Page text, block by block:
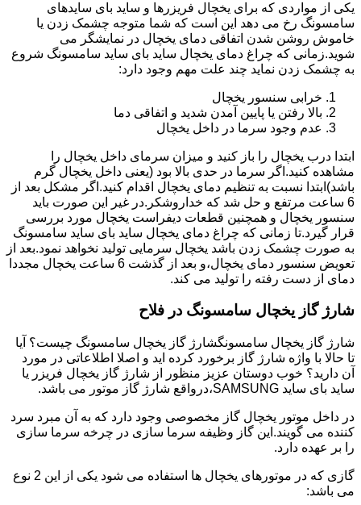
یکی از مواردی که برای یخچال فریزرها و ساید بای سایدهای
سامسونگ رخ می دهد این است که شما متوجه چشمک زدن یا
خاموش روشن شدن اتفاقی دمای یخچال در نمایشگر می
شوید.زمانی که چراغ دمای یخچال ساید بای ساید سامسونگ شروع
به چشمک زدن نماید چند علت مهم وجود دارد:
خرابی سنسور یخچال
بالا رفتن یا پایین آمدن شدید و اتفاقی دما
عدم وجود سرما در داخل یخچال
ابتدا درب یخچال را باز کنید و میزان سرمای داخل یخچال را
مشاهده کنید.اگر سرما در حدی بالا بود (یعنی داخل یخچال گرم
باشد)ابتدا نسبت به تنظیم دمای یخچال اقدام کنید.اگر مشکل بعد از
6 ساعت مرتفع و حل شد که خداروشکر.در غیر این صورت باید
سنسور یخچال و همچنین قطعات دیفراست یخچال مورد بررسی
قرار گیرد.تا زمانی که چراغ دمای یخچال ساید بای ساید سامسونگ
به صورت چشمک زدن باشد یخچال سرمایی تولید نخواهد نمود.بعد از
تعویض سنسور دمای یخچال،و بعد از گذشت 6 ساعت یخچال مجددا
دمای از دست رفته را تولید می کند.
شارژ گاز یخچال سامسونگ در فلاح
شارژ گاز یخچال سامسونگشارژ گاز یخچال سامسونگ چیست؟ آیا
تا حالا با واژه شارژ گاز برخورد کرده اید و اصلا اطلاعاتی در مورد
آن دارید؟ خوب دوستان عزیز منظور از شارژ گاز یخچال فریزر یا
ساید بای ساید SAMSUNG،درواقع شارژ گاز موتور می باشد.
در داخل موتور یخچال گاز مخصوصی وجود دارد که به آن مبرد سرد
کننده می گویند.این گاز وظیفه سرما سازی در چرخه سرما سازی
را بر عهده دارد.
گازی که در موتورهای یخچال ها استفاده می شود یکی از این 2 نوع
می باشد: